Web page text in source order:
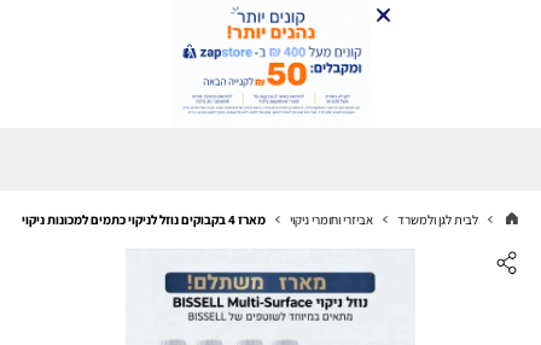
לבית לגן ולמשרד אביזרי וחומרי ניקוי מארז 4 בקבוקים נוזל לניקוי כתמים למכונות ניקוי Bissell לכל סוגי הריפודים 1084N